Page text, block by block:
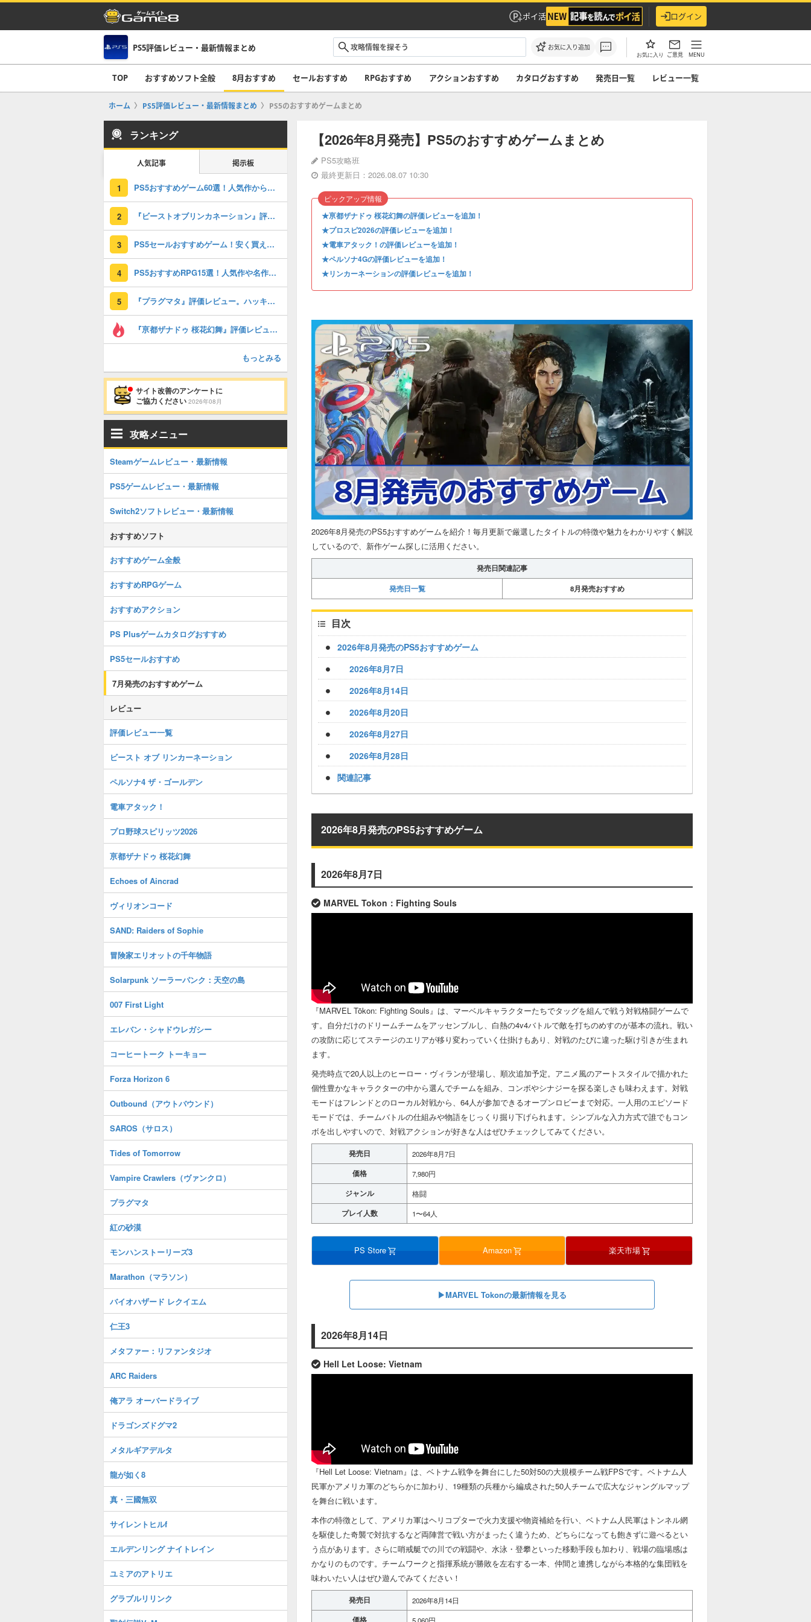
ポイ活 ログイン
PS5評価レビュー・最新情報まとめ お気に入り追加
お気に入り ご意見 MENU
TOP おすすめソフト全般 8月おすすめ セールおすすめ RPGおすすめ アクションおすすめ カタログおすすめ 発売日一覧 レビュー一覧
ホーム PS5評価レビュー・最新情報まとめ PS5のおすすめゲームまとめ
【2026年8月発売】PS5のおすすめゲームまとめ
PS5攻略班
最終更新日：2026.08.07 10:30
★亰都ザナドゥ 桜花幻舞の評価レビューを追加！
★プロスピ2026の評価レビューを追加！
★電車アタック！の評価レビューを追加！
★ペルソナ4Gの評価レビューを追加！
★リンカーネーションの評価レビューを追加！
ピックアップ情報
2026年8月発売のPS5おすすめゲームを紹介！毎月更新で厳選したタイトルの特徴や魅力をわかりやすく解説
しているので、新作ゲーム探しに活用ください。
発売日関連記事
発売日一覧 8月発売おすすめ
目次
2026年8月発売のPS5おすすめゲーム
2026年8月7日
2026年8月14日
2026年8月20日
2026年8月27日
2026年8月28日
関連記事
2026年8月発売のPS5おすすめゲーム
2026年8月7日
MARVEL Tokon：Fighting Souls
『MARVEL Tōkon: Fighting Souls』は、マーベルキャラクターたちでタッグを組んで戦う対戦格闘ゲームで
す。自分だけのドリームチームをアッセンブルし、白熱の4v4バトルで敵を打ちのめすのが基本の流れ。戦い
の攻防に応じてステージのエリアが移り変わっていく仕掛けもあり、対戦のたびに違った駆け引きが生まれ
ます。
発売時点で20人以上のヒーロー・ヴィランが登場し、順次追加予定。アニメ風のアートスタイルで描かれた
個性豊かなキャラクターの中から選んでチームを組み、コンボやシナジーを探る楽しさも味わえます。対戦
モードはフレンドとのローカル対戦から、64人が参加できるオープンロビーまで対応。一人用のエピソード
モードでは、チームバトルの仕組みや物語をじっくり掘り下げられます。シンプルな入力方式で誰でもコン
ボを出しやすいので、対戦アクションが好きな人はぜひチェックしてみてください。
発売日 2026年8月7日
価格 7,980円
ジャンル 格闘
プレイ人数 1〜64人
PS Store Amazon 楽天市場
▶︎MARVEL Tokonの最新情報を見る
2026年8月14日
Hell Let Loose: Vietnam
『Hell Let Loose: Vietnam』は、ベトナム戦争を舞台にした50対50の大規模チーム戦FPSです。ベトナム人
民軍かアメリカ軍のどちらかに加わり、19種類の兵種から編成された50人チームで広大なジャングルマップ
を舞台に戦います。
本作の特徴として、アメリカ軍はヘリコプターで火力支援や物資補給を行い、ベトナム人民軍はトンネル網
を駆使した奇襲で対抗するなど両陣営で戦い方がまったく違うため、どちらになっても飽きずに遊べるとい
う点があります。さらに哨戒艇での川での戦闘や、水泳・登攀といった移動手段も加わり、戦場の臨場感は
かなりのものです。チームワークと指揮系統が勝敗を左右する一本、仲間と連携しながら本格的な集団戦を
味わいたい人はぜひ遊んでみてください！
発売日 2026年8月14日
価格 5,060円
ランキング
人気記事 掲示板
1 PS5おすすめゲーム60選！人気作から新作まで紹介
2 『ビーストオブリンカネーション』評価レビュー。戦闘が面白いゲームフリーク新作のアクションRPG！
3 PS5セールおすすめゲーム！安く買える高評価ソフトを厳選紹介
4 PS5おすすめRPG15選！人気作や名作まで紹介
5 『プラグマタ』評価レビュー。ハッキング x シューティングの新感覚SFアクション
『亰都ザナドゥ 桜花幻舞』評価レビュー。爽快バトルとテンポのいい育成を楽しめるアクションRPG
もっとみる
サイト改善のアンケートに
ご協力ください 2026年08月
攻略メニュー
Steamゲームレビュー・最新情報
PS5ゲームレビュー・最新情報
Switch2ソフトレビュー・最新情報
おすすめソフト
おすすめゲーム全般
おすすめRPGゲーム
おすすめアクション
PS Plusゲームカタログおすすめ
PS5セールおすすめ
7月発売のおすすめゲーム
レビュー
評価レビュー一覧
ビースト オブ リンカーネーション
ペルソナ4 ザ・ゴールデン
電車アタック！
プロ野球スピリッツ2026
亰都ザナドゥ 桜花幻舞
Echoes of Aincrad
ヴィリオンコード
SAND: Raiders of Sophie
冒険家エリオットの千年物語
Solarpunk ソーラーパンク：天空の島
007 First Light
エレバン・シャドウレガシー
コーヒートーク トーキョー
Forza Horizon 6
Outbound（アウトバウンド）
SAROS（サロス）
Tides of Tomorrow
Vampire Crawlers（ヴァンクロ）
プラグマタ
紅の砂漠
モンハンストーリーズ3
Marathon（マラソン）
バイオハザード レクイエム
仁王3
メタファー：リファンタジオ
ARC Raiders
俺アラ オーバードライブ
ドラゴンズドグマ2
メタルギアデルタ
龍が如く8
真・三國無双
サイレントヒルf
エルデンリング ナイトレイン
ユミアのアトリエ
グラブルリリンク